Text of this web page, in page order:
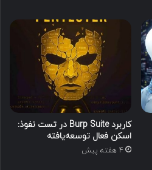
کاربرد Burp Suite در تست نفوذ:
اسکن فعال توسعه‌یافته
4 هفته پیش